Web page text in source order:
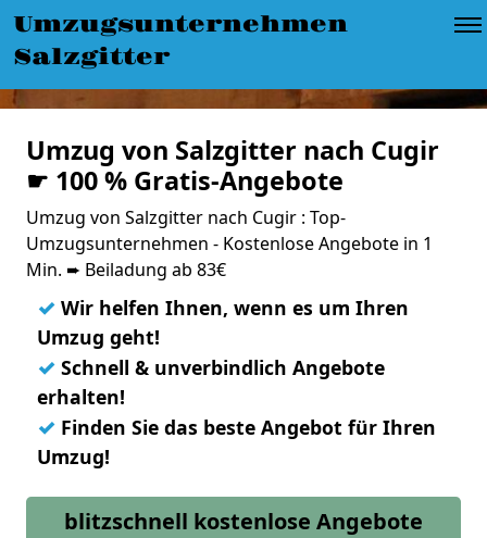
Umzugsunternehmen
Salzgitter
Umzug von Salzgitter nach Cugir
☛ 100 % Gratis-Angebote
Umzug von Salzgitter nach Cugir : Top-
Umzugsunternehmen - Kostenlose Angebote in 1
Min. ➨ Beiladung ab 83€
✓ Wir helfen Ihnen, wenn es um Ihren
Umzug geht!
✓ Schnell & unverbindlich Angebote
erhalten!
✓ Finden Sie das beste Angebot für Ihren
Umzug!
blitzschnell kostenlose Angebote